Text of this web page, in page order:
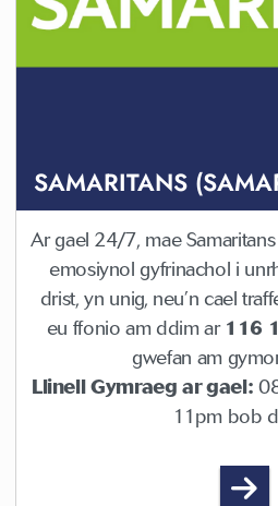
SAMARITANS
Ar gael 24/7, mae
emosiynol gyfrinachol i
drist, yn unig, neu’n cael
eu ffonio am ddim ar 116
gwefan am
Llinell Gymraeg ar gael:
11pm bob